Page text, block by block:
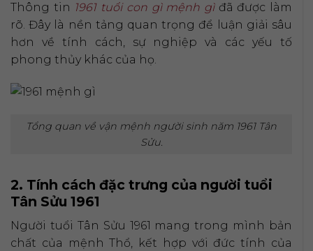
Thông tin 1961 tuổi con gì mệnh gìđã được làm
rõ. Đây là nền tảng quan trọng để luận giải sâu
hơn về tính cách, sự nghiệp và các yếu tố
phong thủy khác của họ.
Tổng quan về vận mệnh người sinh năm 1961 Tân
Sửu.
2. Tính cách đặc trưng của người tuổi
Tân Sửu 1961
Người tuổi Tân Sửu 1961 mang trong mình bản
chất của mệnh Thổ, kết hợp với đức tính của